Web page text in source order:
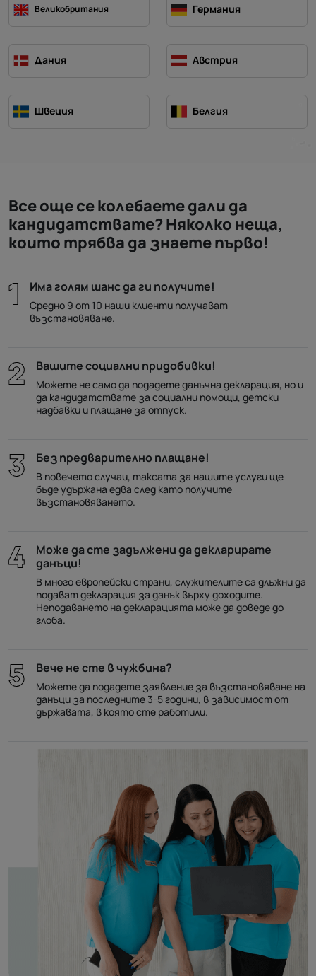
Великобритания Германия
Дания Австрия
Швеция Белгия
Все още се колебаете дали да
кандидатствате? Няколко неща,
които трябва да знаете първо!
Има голям шанс да ги получите!
Средно 9 от 10 наши клиенти получават
възстановяване.
Вашите социални придобивки!
Можете не само да подадете данъчна декларация, но и
да кандидатствате за социални помощи, детски
надбавки и плащане за отпуск.
Без предварително плащане!
В повечето случаи, таксата за нашите услуги ще
бъде удържана едва след като получите
възстановяването.
Може да сте задължени да декларирате
данъци!
В много европейски страни, служителите са длъжни да
подават декларация за данък върху доходите.
Неподаването на декларацията може да доведе до
глоба.
Вече не сте в чужбина?
Можете да подадете заявление за възстановяване на
данъци за последните 3-5 години, в зависимост от
държавата, в която сте работили.